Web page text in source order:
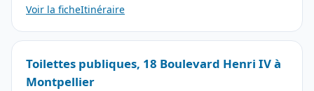
Voir la ficheItinéraire
Toilettes publiques, 18 Boulevard Henri IV à
Montpellier